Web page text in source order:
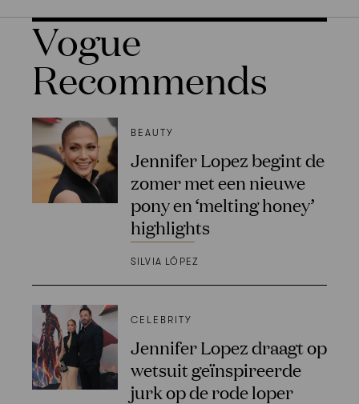
Vogue
Recommends
BEAUTY
Jennifer Lopez begint de
zomer met een nieuwe
pony en ‘melting honey’
highlights
SILVIA LÓPEZ
CELEBRITY
Jennifer Lopez draagt op
wetsuit geïnspireerde
jurk op de rode loper